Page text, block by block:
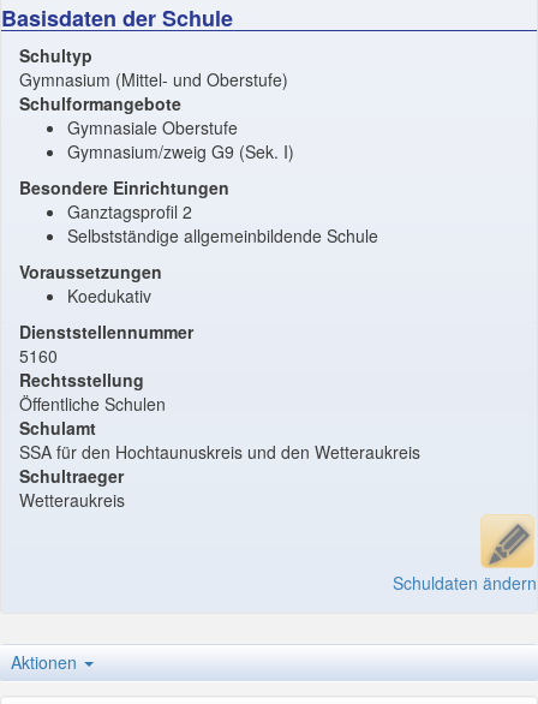
Basisdaten der Schule
Schultyp
Gymnasium (Mittel- und Oberstufe)
Schulformangebote
Gymnasiale Oberstufe
Gymnasium/zweig G9 (Sek. I)
Besondere Einrichtungen
Ganztagsprofil 2
Selbstständige allgemeinbildende Schule
Voraussetzungen
Koedukativ
Dienststellennummer
5160
Rechtsstellung
Öffentliche Schulen
Schulamt
SSA für den Hochtaunuskreis und den Wetteraukreis
Schultraeger
Wetteraukreis
Schuldaten ändern
Aktionen